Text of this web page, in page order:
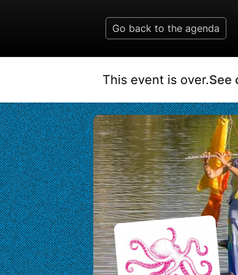
Go back to the agenda
This event is over.See